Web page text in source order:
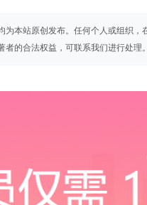
为本站原创发布。任何个人或组织
的合法权益，可联系我们进行处理。